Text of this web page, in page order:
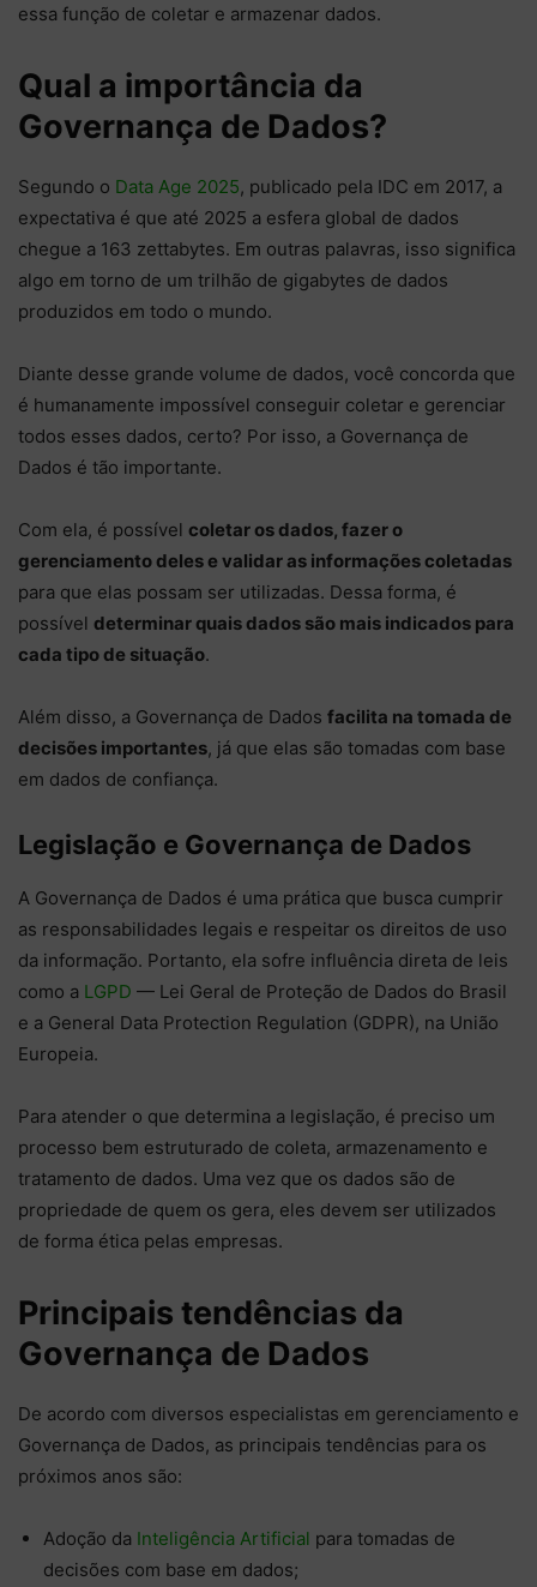
essa função de coletar e armazenar dados.
Qual a importância da
Governança de Dados?
Segundo o Data Age 2025, publicado pela IDC em 2017, a
expectativa é que até 2025 a esfera global de dados
chegue a 163 zettabytes. Em outras palavras, isso significa
algo em torno de um trilhão de gigabytes de dados
produzidos em todo o mundo.
Diante desse grande volume de dados, você concorda que
é humanamente impossível conseguir coletar e gerenciar
todos esses dados, certo? Por isso, a Governança de
Dados é tão importante.
Com ela, é possível coletar os dados, fazer o
gerenciamento deles e validar as informações coletadas
para que elas possam ser utilizadas. Dessa forma, é
possível determinar quais dados são mais indicados para
cada tipo de situação.
Além disso, a Governança de Dados facilita na tomada de
decisões importantes, já que elas são tomadas com base
em dados de confiança.
Legislação e Governança de Dados
A Governança de Dados é uma prática que busca cumprir
as responsabilidades legais e respeitar os direitos de uso
da informação. Portanto, ela sofre influência direta de leis
como a LGPD — Lei Geral de Proteção de Dados do Brasil
e a General Data Protection Regulation (GDPR), na União
Europeia.
Para atender o que determina a legislação, é preciso um
processo bem estruturado de coleta, armazenamento e
tratamento de dados. Uma vez que os dados são de
propriedade de quem os gera, eles devem ser utilizados
de forma ética pelas empresas.
Principais tendências da
Governança de Dados
De acordo com diversos especialistas em gerenciamento e
Governança de Dados, as principais tendências para os
próximos anos são:
Adoção da Inteligência Artificial para tomadas de
decisões com base em dados;